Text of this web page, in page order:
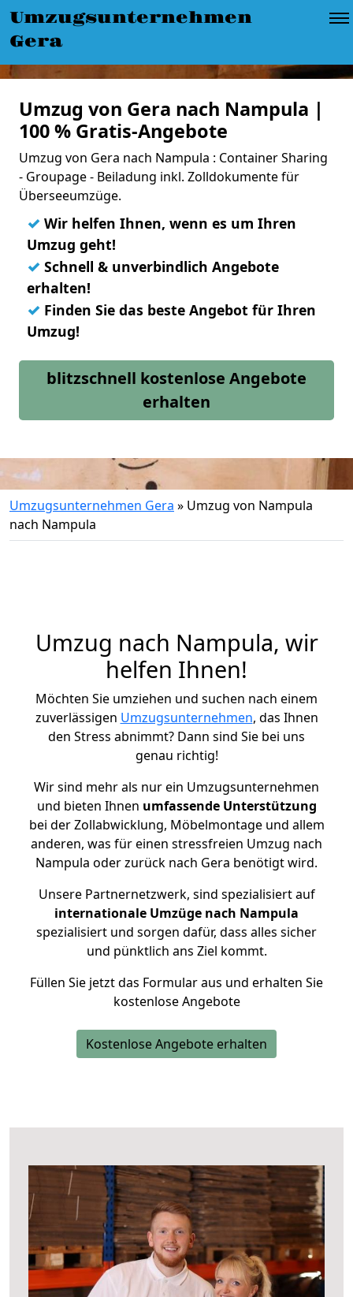
Umzugsunternehmen
Gera
Umzug von Gera nach Nampula |
100 % Gratis-Angebote
Umzug von Gera nach Nampula : Container Sharing
- Groupage - Beiladung inkl. Zolldokumente für
Überseeumzüge.
✓ Wir helfen Ihnen, wenn es um Ihren
Umzug geht!
✓ Schnell & unverbindlich Angebote
erhalten!
✓ Finden Sie das beste Angebot für Ihren
Umzug!
blitzschnell kostenlose Angebote
erhalten
Umzugsunternehmen Gera » Umzug von Nampula
nach Nampula
Umzug nach Nampula, wir
helfen Ihnen!
Möchten Sie umziehen und suchen nach einem
zuverlässigen Umzugsunternehmen, das Ihnen
den Stress abnimmt? Dann sind Sie bei uns
genau richtig!
Wir sind mehr als nur ein Umzugsunternehmen
und bieten Ihnen umfassende Unterstützung
bei der Zollabwicklung, Möbelmontage und allem
anderen, was für einen stressfreien Umzug nach
Nampula oder zurück nach Gera benötigt wird.
Unsere Partnernetzwerk, sind spezialisiert auf
internationale Umzüge nach Nampula
spezialisiert und sorgen dafür, dass alles sicher
und pünktlich ans Ziel kommt.
Füllen Sie jetzt das Formular aus und erhalten Sie
kostenlose Angebote
Kostenlose Angebote erhalten